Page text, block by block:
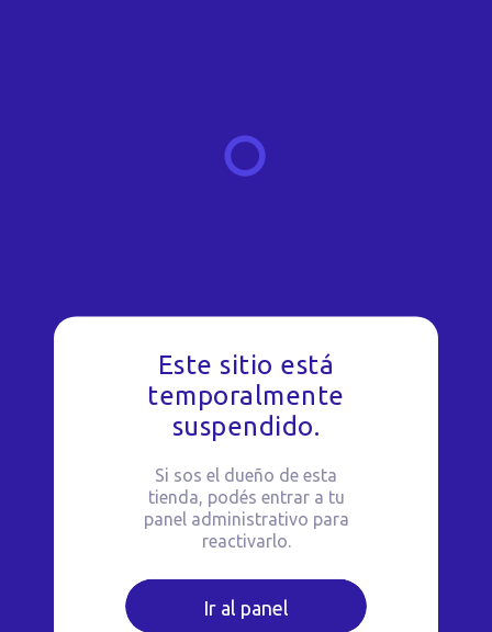
Este sitio está
temporalmente
suspendido.
Si sos el dueño de esta
tienda, podés entrar a tu
panel administrativo para
reactivarlo.
Ir al panel